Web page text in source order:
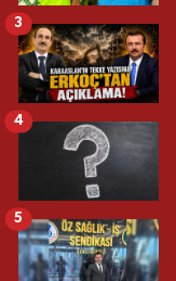
3
4
5